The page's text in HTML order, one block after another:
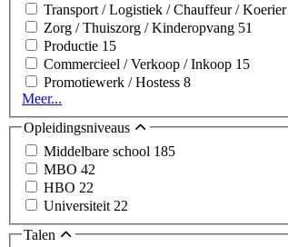
Transport / Logistiek / Chauffeur / Koerier
Zorg / Thuiszorg / Kinderopvang 51
Productie 15
Commercieel / Verkoop / Inkoop 15
Promotiewerk / Hostess 8
Meer...
Opleidingsniveaus
Middelbare school 185
MBO 42
HBO 22
Universiteit 22
Talen